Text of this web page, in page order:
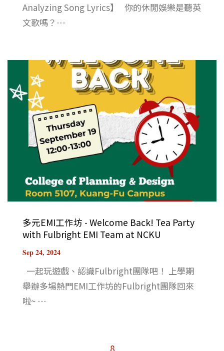
Analyzing Song Lyrics】 你的休閒娛樂是聽英
文歌嗎？⋯
多元EMI工作坊 - Welcome Back! Tea Party
with Fulbright EMI Team at NCKU
Sep 24, 2024
一起玩遊戲、認識Fulbright團隊吧！ 上學期
舉辦多場熱門EMI工作坊的Fulbright團隊回來
啦~ ⋯
8